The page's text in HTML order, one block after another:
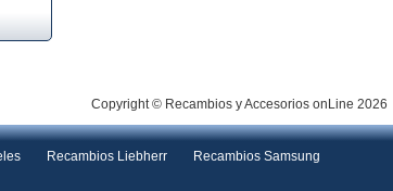
Copyright © Recambios y Accesorios onLine 2026
Recambios Liebherr
Recambios Samsung